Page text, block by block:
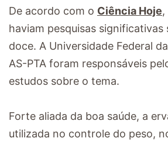
De acordo com o Ciência Hoje
haviam pesquisas significativas
doce. A Universidade Federal
AS-PTA foram responsáveis
estudos sobre o tema.
Forte aliada da boa saúde, a
utilizada no controle do peso,